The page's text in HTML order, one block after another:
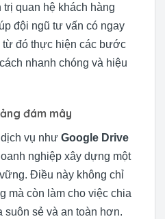
quan hệ khách hàng
đội ngũ tư vấn có ngay
từ đó thực hiện các bước
nhanh chóng và hiệu
đám mây
vụ như Google Drive
nghiệp xây dựng một
Điều này không chỉ
mà còn làm cho việc chia
suôn sẻ và an toàn hơn.